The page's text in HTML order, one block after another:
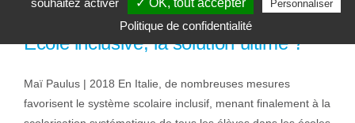
Ecole inclusive, la solution ultime ?
Maï Paulus | 2018 En Italie, de nombreuses mesures
favorisent le système scolaire inclusif, menant finalement à la
Personnaliser
Politique de confidentialité